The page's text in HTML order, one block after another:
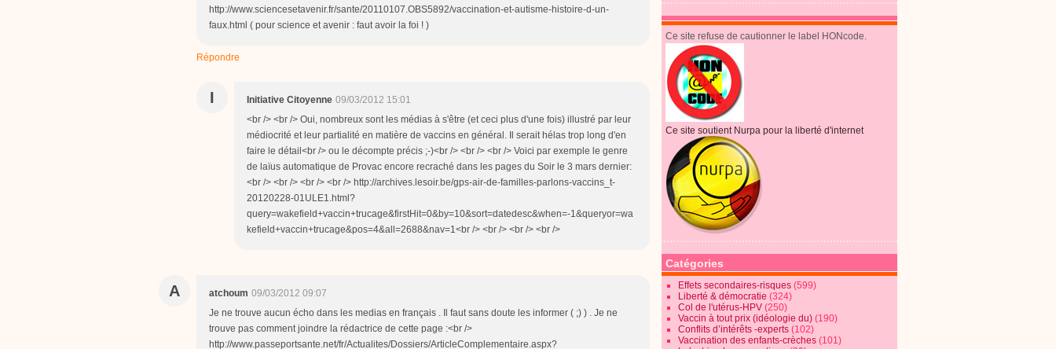
http://www.sciencesetavenir.fr/sante/20110107.OBS5892/vaccination-et-autisme-histoire-d-un-
faux.html ( pour science et avenir : faut avoir la foi ! )
Répondre
I Initiative Citoyenne 09/03/2012 15:01
<br /> <br /> Oui, nombreux sont les médias à s'être (et ceci plus d'une fois) illustré par leur
médiocrité et leur partialité en matière de vaccins en général. Il serait hélas trop long d'en
faire le détail<br /> ou le décompte précis ;-)<br /> <br /> <br /> Voici par exemple le genre
de laïus automatique de Provac encore recraché dans les pages du Soir le 3 mars dernier:
<br /> <br /> <br /> <br /> http://archives.lesoir.be/gps-air-de-familles-parlons-vaccins_t-
20120228-01ULE1.html?
query=wakefield+vaccin+trucage&firstHit=0&by=10&sort=datedesc&when=-1&queryor=wa
kefield+vaccin+trucage&pos=4&all=2688&nav=1<br /> <br /> <br /> <br />
A atchoum 09/03/2012 09:07
Je ne trouve aucun écho dans les medias en français . Il faut sans doute les informer ( ;) ) . Je ne
trouve pas comment joindre la rédactrice de cette page :<br />
http://www.passeportsante.net/fr/Actualites/Dossiers/ArticleComplementaire.aspx?
Ce site refuse de cautionner le label HONcode.
Ce site soutient Nurpa pour la liberté d'internet
Catégories
Effets secondaires-risques (599)
Liberté & démocratie (324)
Col de l'utérus-HPV (250)
Vaccin à tout prix (idéologie du) (190)
Conflits d’intérêts -experts (102)
Vaccination des enfants-crèches (101)